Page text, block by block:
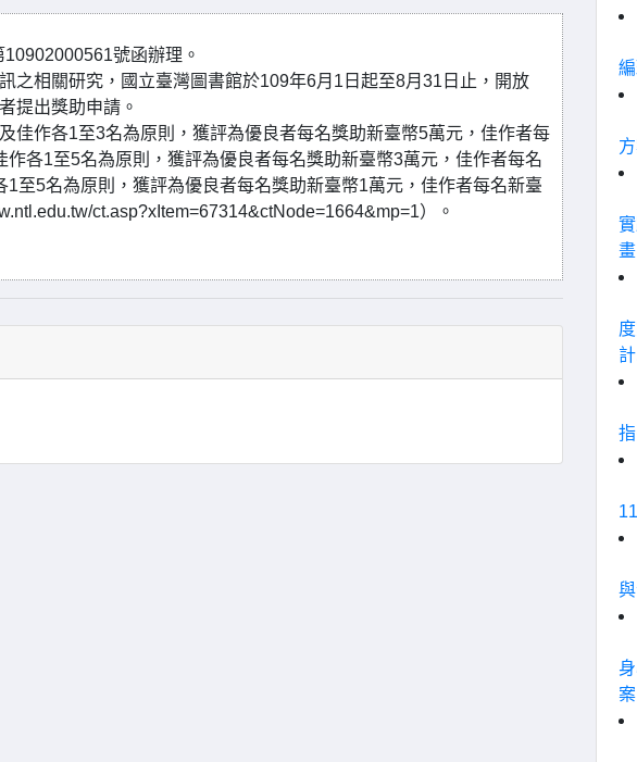
號函辦理。
之相關研究，國立臺灣圖書館於109年6月1日起至8月31日止，開放
提出獎助申請。
佳作各1至3名為原則，獲評為優良者每名獎助新臺幣5萬元，佳作者每
各1至5名為原則，獲評為優良者每名獎助新臺幣3萬元，佳作者每名
至5名為原則，獲評為優良者每名獎助新臺幣1萬元，佳作者每名新臺
ct.asp?xItem=67314&ctNode=1664&mp=1）。
指